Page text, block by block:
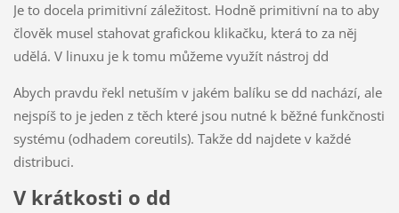
Je to docela primitivní záležitost. Hodně primitivní na to aby
člověk musel stahovat grafickou klikačku, která to za něj
udělá. V linuxu je k tomu můžeme využít nástroj dd
Abych pravdu řekl netuším v jakém balíku se dd nachází, ale
nejspíš to je jeden z těch které jsou nutné k běžné funkčnosti
systému (odhadem coreutils). Takže dd najdete v každé
distribuci.
V krátkosti o dd